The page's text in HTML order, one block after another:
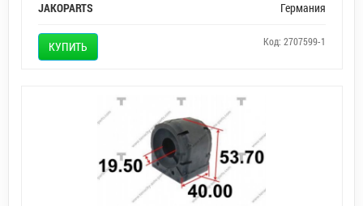
JAKOPARTS
Германия
КУПИТЬ Код: 2707599-1